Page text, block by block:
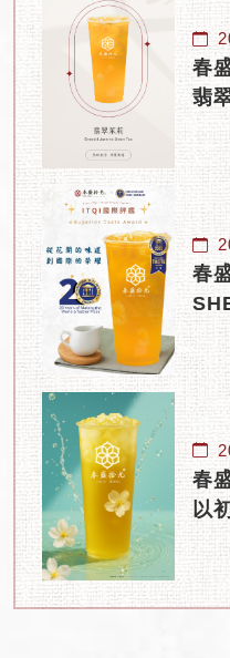
春
翡
誠
春
的
春
以
高